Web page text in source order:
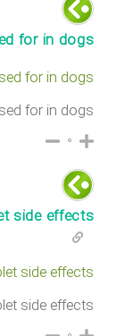
for in dogs
for in dogs
for in dogs
۰
side effects
side effects
side effects